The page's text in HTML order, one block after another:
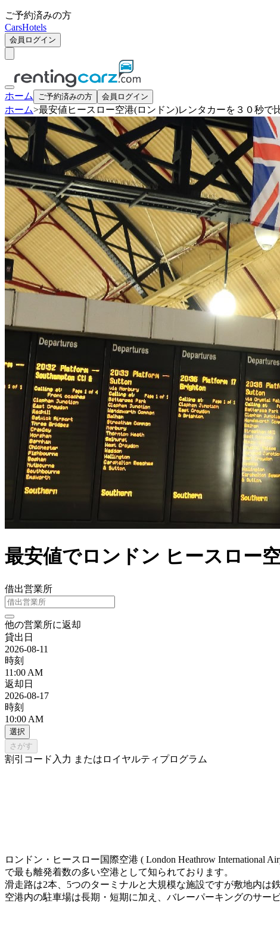
ご予約済みの方
CarsHotels
会員ログイン
ホーム ご予約済みの方 会員ログイン
ホーム>最安値ヒースロー空港(ロンドン)レンタカーを３０秒で
最安値でロンドン ヒースロー
借出営業所
他の営業所に返却
貸出日
2026-08-11
時刻
11:00 AM
返却日
2026-08-17
時刻
10:00 AM
選択
さがす
割引コード入力 またはロイヤルティプログラム
ロンドン・ヒースロー国際空港 ( London Heathrow International
で最も離発着数の多い空港として知られております。
滑走路は2本、5つのターミナルと大規模な施設ですが敷地内は
空港内の駐車場は長期・短期に加え、バレーパーキングのサー